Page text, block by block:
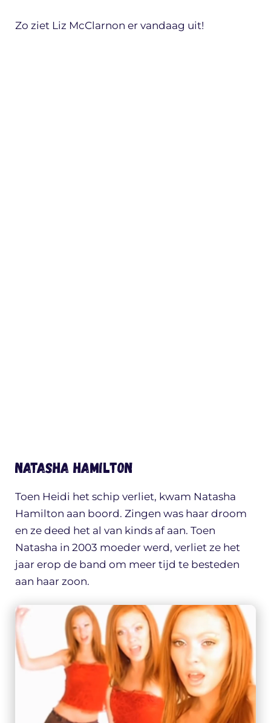
Zo ziet Liz McClarnon er vandaag uit!
Natasha Hamilton
Toen Heidi het schip verliet, kwam Natasha
Hamilton aan boord. Zingen was haar droom
en ze deed het al van kinds af aan. Toen
Natasha in 2003 moeder werd, verliet ze het
jaar erop de band om meer tijd te besteden
aan haar zoon.